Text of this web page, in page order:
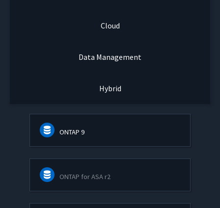
Cloud
Data Management
Hybrid
ONTAP 9
ONTAP for ASA r2